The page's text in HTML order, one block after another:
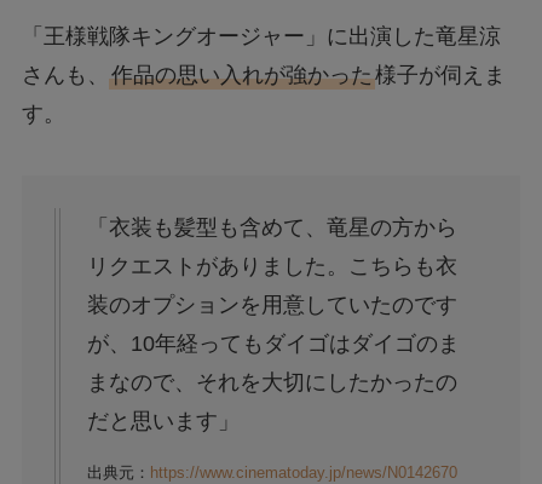
「王様戦隊キングオージャー」に出演した竜星涼
さんも、 作品の思い入れが強かった様子が伺えま
す。
「衣装も髪型も含めて、竜星の方から
リクエストがありました。こちらも衣
装のオプションを用意していたのです
が、10年経ってもダイゴはダイゴのま
まなので、それを大切にしたかったの
だと思います」
出典元： https://www.cinematoday.jp/news/N0142670